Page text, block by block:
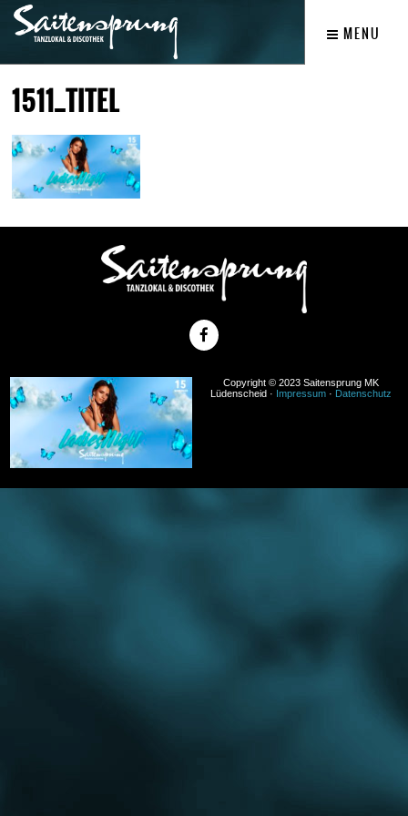
MENU
1511_TITEL
Copyright © 2023 Saitensprung MK
Lüdenscheid · Impressum· Datenschutz